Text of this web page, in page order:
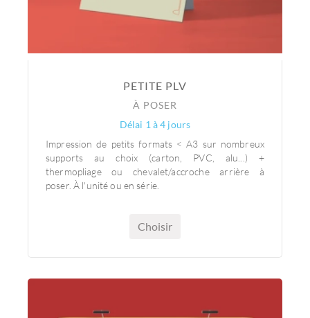
PETITE PLV
À POSER
Délai 1 à 4 jours
Impression de petits formats < A3 sur nombreux
supports au choix (carton, PVC, alu...) +
thermopliage ou chevalet/accroche arrière à
poser. À l'unité ou en série.
Choisir